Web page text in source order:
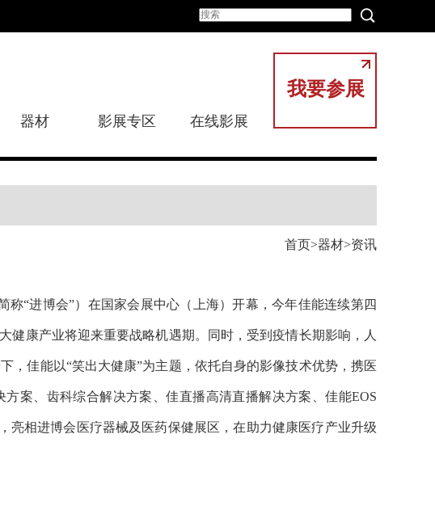
我要参展
器材 影展专区 在线影展
首页 器材 资讯
称“进博会”）在国家会展中心（上海）开幕，今年佳能连续第四
健康产业将迎来重要战略机遇期。同时，受到疫情长期影响，人
，佳能以“笑出大健康”为主题，依托自身的影像技术优势，携医
案、齿科综合解决方案、佳直播高清直播解决方案、佳能EOS
亮相进博会医疗器械及医药保健展区，在助力健康医疗产业升级